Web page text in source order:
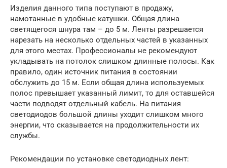
Изделия данного типа поступают в продажу,
намотанные в удобные катушки. Общая длина
светящегося шнура там – до 5 м. Ленты разрешается
нарезать на несколько отдельных частей в указанных
для этого местах. Профессионалы не рекомендуют
укладывать на потолок слишком длинные полосы. Как
правило, один источник питания в состоянии
обслужить до 15 м. Если общая длина используемых
полос превышает указанный лимит, то для оставшейся
части подводят отдельный кабель. На питания
светодиодов большой длины уходит слишком много
энергии, что сказывается на продолжительности их
службы.
Рекомендации по установке светодиодных лент: